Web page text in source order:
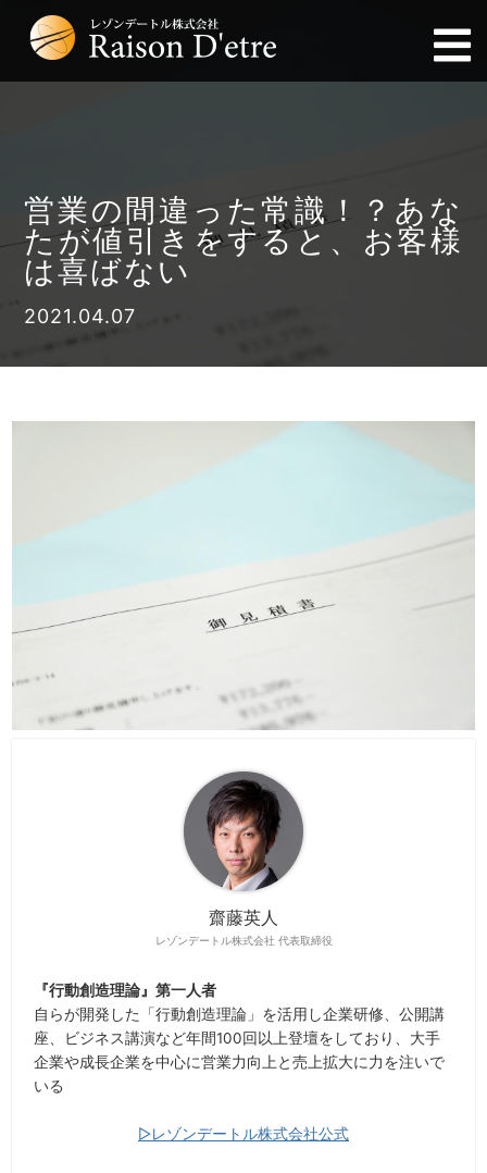
営業の間違った常識！？あな
たが値引きをすると、お客様
は喜ばない
2021.04.07
齋藤英人
レゾンデートル株式会社 代表取締役
『行動創造理論』第一人者
自らが開発した「行動創造理論」を活用し企業研修、公開講
座、ビジネス講演など年間100回以上登壇をしており、大手
企業や成長企業を中心に営業力向上と売上拡大に力を注いで
いる
▷レゾンデートル株式会社公式